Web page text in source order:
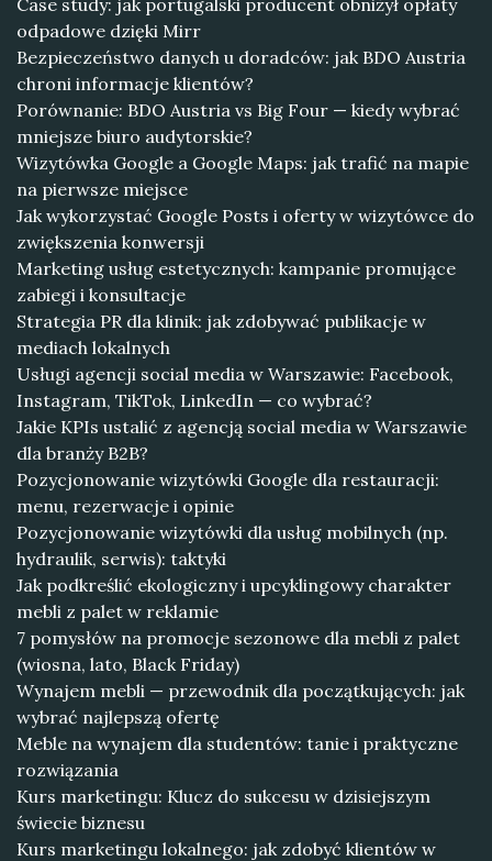
Case study: jak portugalski producent obniżył opłaty
odpadowe dzięki Mirr
Bezpieczeństwo danych u doradców: jak BDO Austria
chroni informacje klientów?
Porównanie: BDO Austria vs Big Four — kiedy wybrać
mniejsze biuro audytorskie?
Wizytówka Google a Google Maps: jak trafić na mapie
na pierwsze miejsce
Jak wykorzystać Google Posts i oferty w wizytówce do
zwiększenia konwersji
Marketing usług estetycznych: kampanie promujące
zabiegi i konsultacje
Strategia PR dla klinik: jak zdobywać publikacje w
mediach lokalnych
Usługi agencji social media w Warszawie: Facebook,
Instagram, TikTok, LinkedIn — co wybrać?
Jakie KPIs ustalić z agencją social media w Warszawie
dla branży B2B?
Pozycjonowanie wizytówki Google dla restauracji:
menu, rezerwacje i opinie
Pozycjonowanie wizytówki dla usług mobilnych (np.
hydraulik, serwis): taktyki
Jak podkreślić ekologiczny i upcyklingowy charakter
mebli z palet w reklamie
7 pomysłów na promocje sezonowe dla mebli z palet
(wiosna, lato, Black Friday)
Wynajem mebli — przewodnik dla początkujących: jak
wybrać najlepszą ofertę
Meble na wynajem dla studentów: tanie i praktyczne
rozwiązania
Kurs marketingu: Klucz do sukcesu w dzisiejszym
świecie biznesu
Kurs marketingu lokalnego: jak zdobyć klientów w